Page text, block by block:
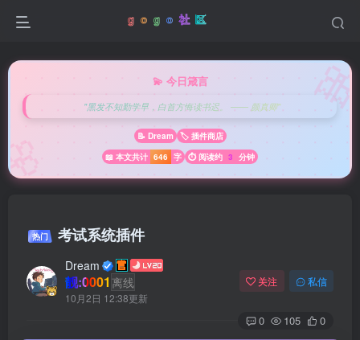
💫 今日箴言
"黑发不知勤学早，白首方悔读书迟。 —— 颜真卿"
📝 Dream
🏷️ 插件商店
📖 本文共计 646 字 ⏱️ 阅读约 3 分钟
热门 考试系统插件
Dream
靓:0001 离线
10月2日 12:38更新
关注 私信
0 105 0